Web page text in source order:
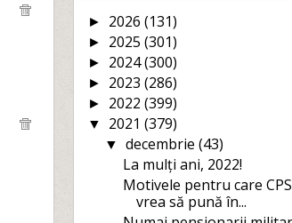
► 2026 (131)
► 2025 (301)
► 2024(300)
► 2023 (286)
► 2022 (399)
▼ 2021 (379)
▼ decembrie (43)
La mulți ani, 2022!
Motivele pentru care
vrea să pună în...